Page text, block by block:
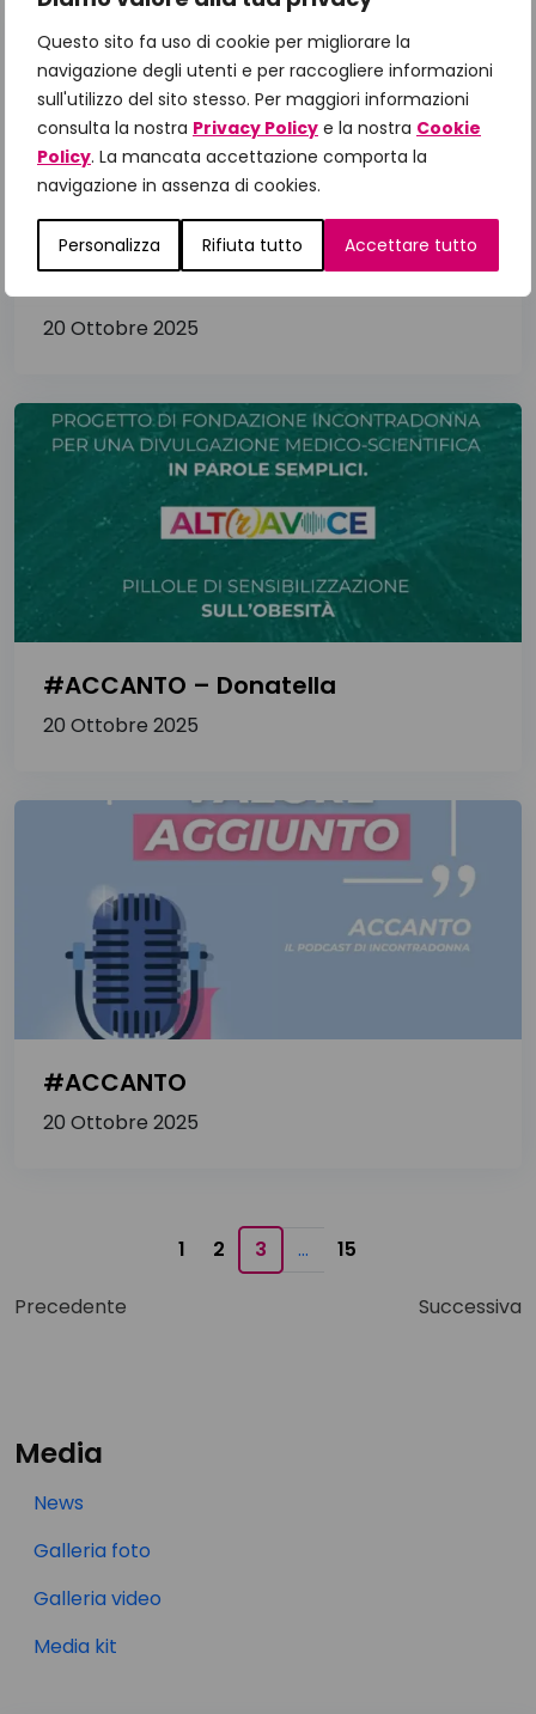
Questo sito fa uso di cookie per migliorare la
navigazione degli utenti e per raccogliere informazioni
sull'utilizzo del sito stesso. Per maggiori informazioni
consulta la nostra Privacy Policy e la nostra Cookie
Policy. La mancata accettazione comporta la
navigazione in assenza di cookies.
Personalizza Rifiuta tutto Accettare tutto
#ACCANTO – Valentina
20 Ottobre 2025
#ACCANTO – Donatella
20 Ottobre 2025
#ACCANTO
20 Ottobre 2025
Precedente Successiva
1 2 3 … 15
Media
News
Galleria foto
Galleria video
Media kit